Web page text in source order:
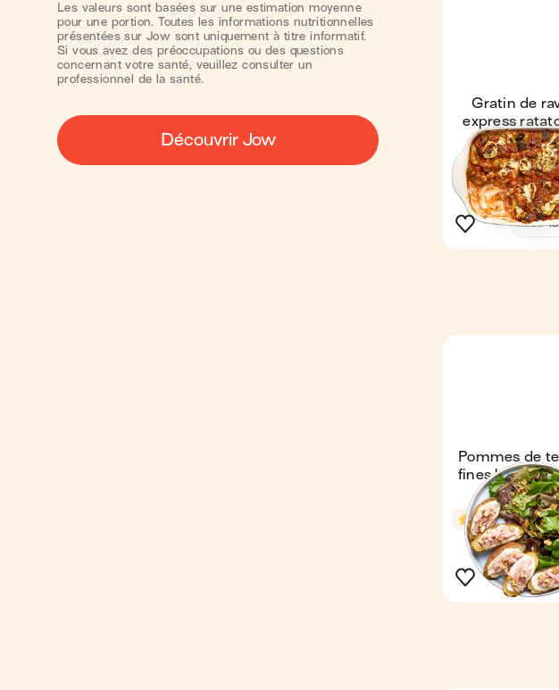
Les valeurs sont basées sur une estimation moyenne
pour une portion. Toutes les informations nutritionnelles
présentées sur Jow sont uniquement à titre informatif.
Si vous avez des préoccupations ou des questions
concernant votre santé, veuillez consulter un
professionnel de la santé.
Découvrir Jow
Gratin de
express
fines
Coup de ❤️
30 min
Voir
Pommes de
fines herbes
salade
4,8 1 h 4
1
Voir